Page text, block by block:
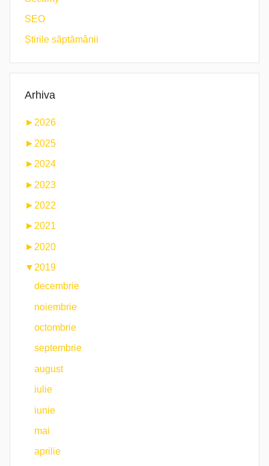
SEO
Știrile săptămânii
Arhiva
►2026
► 2025
► 2024
► 2023
► 2022
► 2021
► 2020
▼ 2019
decembrie
noiembrie
octombrie
septembrie
august
iulie
iunie
mai
aprilie